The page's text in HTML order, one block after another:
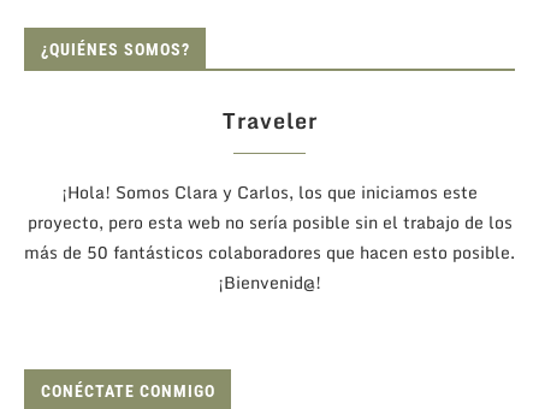
¿QUIÉNES SOMOS?
Traveler
¡Hola! Somos Clara y Carlos, los que iniciamos este
proyecto, pero esta web no sería posible sin el trabajo de los
más de 50 fantásticos colaboradores que hacen esto posible.
¡Bienvenid@!
CONÉCTATE CONMIGO